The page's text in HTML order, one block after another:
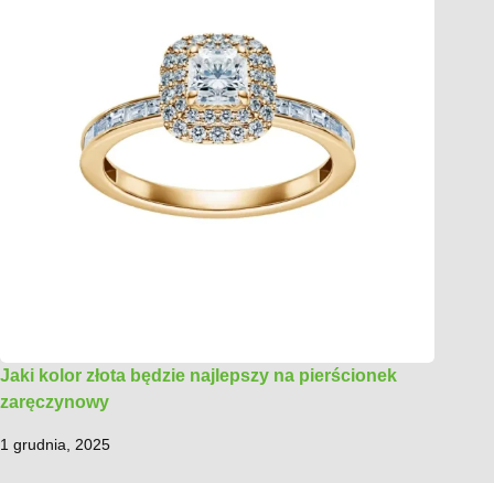
Jaki kolor złota będzie najlepszy na pierścionek
zaręczynowy
1 grudnia, 2025